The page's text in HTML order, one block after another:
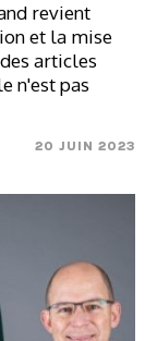
revient
et la mise
articles
n'est pas
20 JUIN 2023